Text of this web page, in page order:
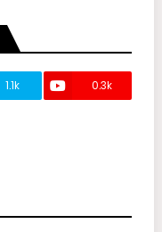
1.1k 0.3k